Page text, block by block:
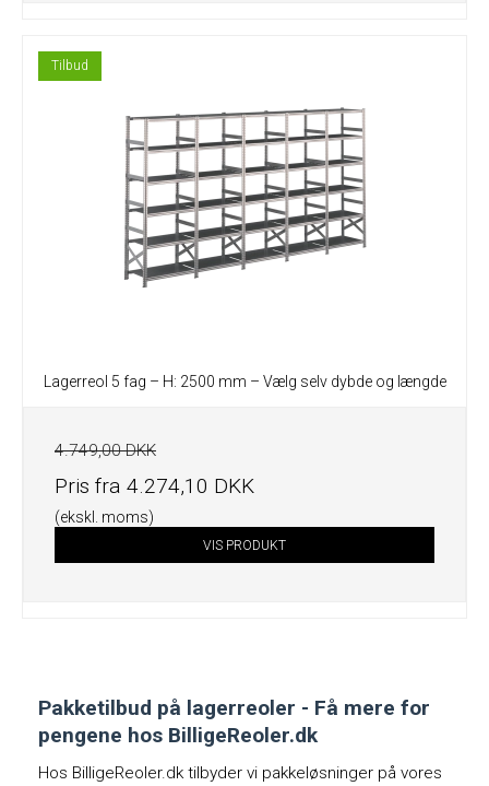
Tilbud
Lagerreol 5 fag – H: 2500 mm – Vælg selv dybde og længde
4.749,00 DKK
Pris fra 4.274,10 DKK
(ekskl. moms)
VIS PRODUKT
Pakketilbud på lagerreoler - Få mere for
pengene hos BilligeReoler.dk
Hos BilligeReoler.dk tilbyder vi pakkeløsninger på vores